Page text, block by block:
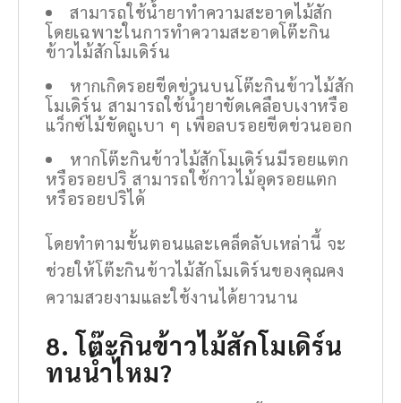
สามารถใช้น้ำยาทำความสะอาดไม้สัก
โดยเฉพาะในการทำความสะอาดโต๊ะกิน
ข้าวไม้สักโมเดิร์น
หากเกิดรอยขีดข่วนบนโต๊ะกินข้าวไม้สัก
โมเดิร์น สามารถใช้น้ำยาขัดเคลือบเงาหรือ
แว็กซ์ไม้ขัดถูเบา ๆ เพื่อลบรอยขีดข่วนออก
หากโต๊ะกินข้าวไม้สักโมเดิร์นมีรอยแตก
หรือรอยปริ สามารถใช้กาวไม้อุดรอยแตก
หรือรอยปริได้
โดยทำตามขั้นตอนและเคล็ดลับเหล่านี้ จะ
ช่วยให้โต๊ะกินข้าวไม้สักโมเดิร์นของคุณคง
ความสวยงามและใช้งานได้ยาวนาน
8. โต๊ะกินข้าวไม้สักโมเดิร์น
ทนน้ำไหม?